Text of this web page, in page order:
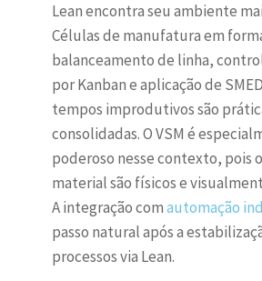
Lean encontra seu ambiente
Células de manufatura em
balanceamento de linha,
por Kanban e aplicação de
tempos improdutivos são
consolidadas. O VSM é
poderoso nesse contexto, pois
material são físicos e
A integração comautomação
passo natural após a
processos via Lean.